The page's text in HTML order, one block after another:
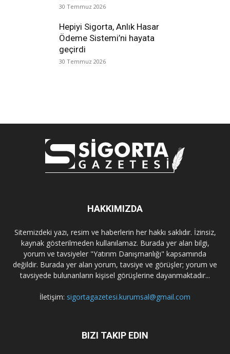
30 Temmuz 2026
Hepiyi Sigorta, Anlık Hasar
Ödeme Sistemi’ni hayata
geçirdi
30 Temmuz 2026
HAKKIMIZDA
Sitemizdeki yazı, resim ve haberlerin her hakkı saklıdır. İzinsiz,
kaynak gösterilmeden kullanılamaz. Burada yer alan bilgi,
yorum ve tavsiyeler "Yatırım Danışmanlığı" kapsamında
değildir. Burada yer alan yorum, tavsiye ve görüşler; yorum ve
tavsiyede bulunanların kişisel görüşlerine dayanmaktadır...
İletişim: sigortagazetesi.kurumsal@gmail.com
BIZI TAKIP EDIN